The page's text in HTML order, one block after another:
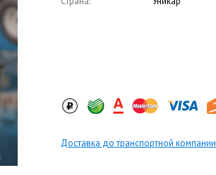
Доставка до транспортной компании